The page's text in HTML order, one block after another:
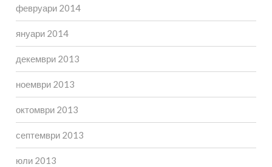
февруари 2014
януари 2014
декември 2013
ноември 2013
октомври 2013
септември 2013
юли 2013